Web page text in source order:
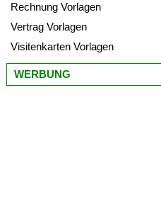
Rechnung Vorlagen
Vertrag Vorlagen
Visitenkarten Vorlagen
WERBUNG